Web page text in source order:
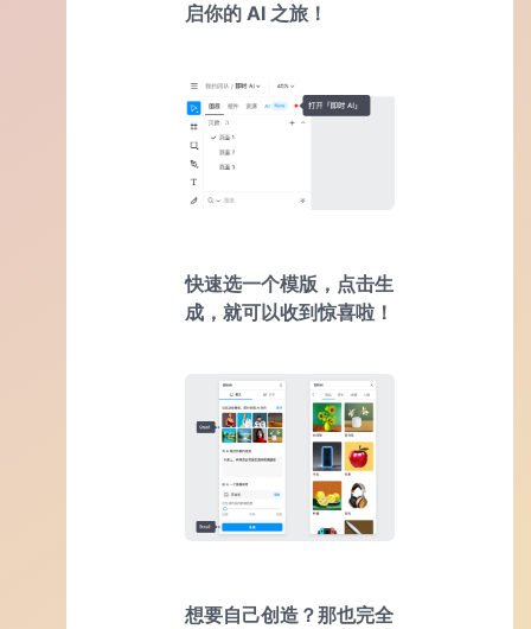
启你的 AI 之旅！
快速选一个模版，点击生
成，就可以收到惊喜啦！
想要自己创造？那也完全